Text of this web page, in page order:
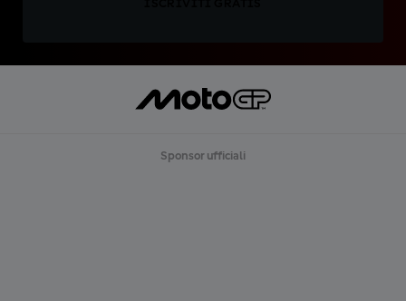
Sponsor ufficiali